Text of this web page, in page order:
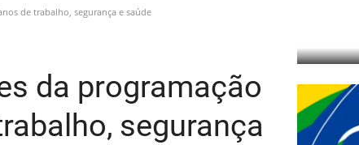
de trabalho, segurança e saúde
da programação
segurança